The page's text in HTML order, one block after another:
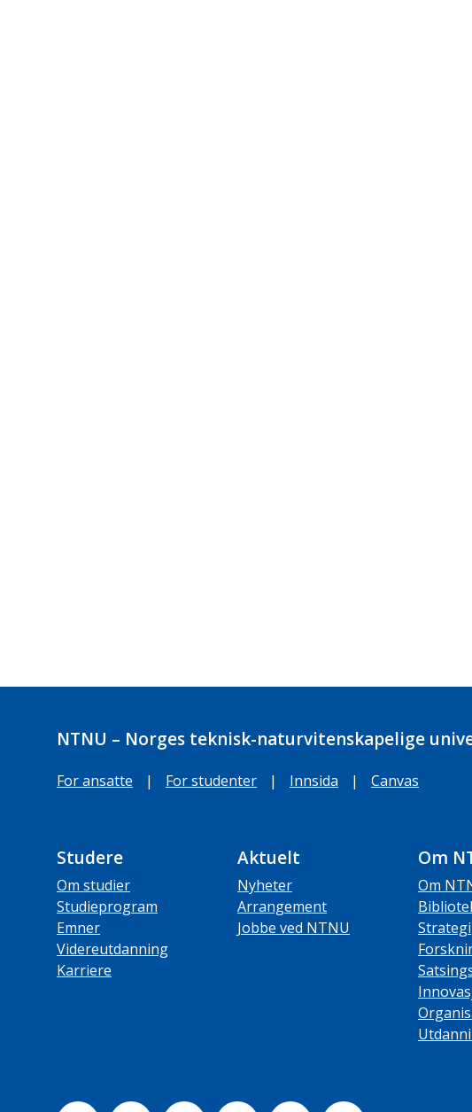
NTNU – Norges teknisk-naturvitenskapelige
For ansatte | For studenter | Innsida | Canvas
Studere
Om studier
Studieprogram
Emner
Videreutdanning
Karriere
Aktuelt
Nyheter
Arrangement
Jobbe ved NTNU
Om
Om
Strategi